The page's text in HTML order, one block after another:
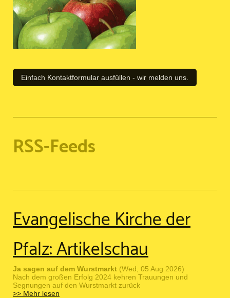
Einfach Kontaktformular ausfüllen - wir melden uns.
RSS-Feeds
Evangelische Kirche der
Pfalz: Artikelschau
Ja sagen auf dem Wurstmarkt (Wed, 05 Aug 2026)
Nach dem großen Erfolg 2024 kehren Trauungen und
Segnungen auf den Wurstmarkt zurück
>> Mehr lesen